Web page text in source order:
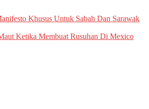
Khusus Untuk Sabah Dan Sarawak
Ketika Membuat Rusuhan Di Mexico